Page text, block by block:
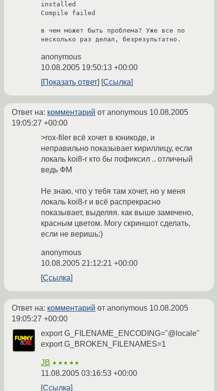
installed
Compile failed
в чем может быть проблема? Уже все по
anonymous
10.08.2005 19:50:13 +00:00
Показать ответ
Ссылка
Ответ на: комментарий от anonymous 10.08.2005
19:05:27 +00:00
>rox-filer всё хочет в юникоде, и
неправильно показывает кириллицу, если
локаль koi8-r кто бы пофиксил .. отличный
ведь ФМ
Не знаю, что у тебя там хочет, но у меня
локаль koi8-r и всё распрекрасно
показывает, выделяя. как выше замечено,
красным цветом. Могу скриншот сделать,
если не веришь:)
anonymous
10.08.2005 21:12:21 +00:00
Ссылка
Ответ на: комментарий от anonymous 10.08.2005
19:05:27 +00:00
export G_FILENAME_ENCODING="@locale"
export G_BROKEN_FILENAMES=1
JB ★★★★★
11.08.2005 03:16:53 +00:00
Ссылка